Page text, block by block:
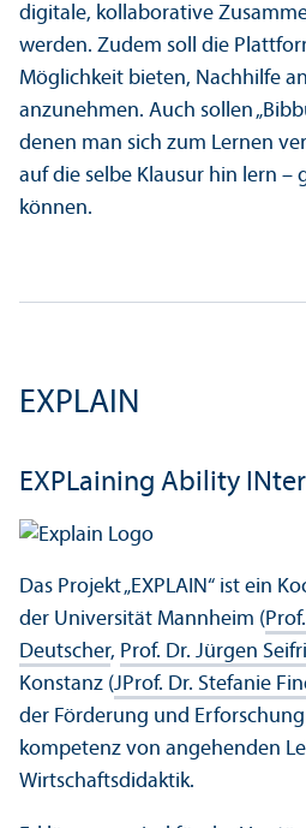
digitale, kollaborative
werden. Zudem soll die
Möglichkeit bieten, Nachhilfe
anzunehmen. Auch sollen
denen man sich zum Lernen
auf die selbe Klausur hin lern –
können.
EXPLAIN
EXPLaining Ability
Das Projekt „EXPLAIN“ ist ein
der Universität Mannheim (
Deutscher, Prof. Dr. Jürgen
Konstanz (JProf. Dr. Stefanie
der Förderung und
kompetenz von angehenden
Wirtschafts­didaktik.